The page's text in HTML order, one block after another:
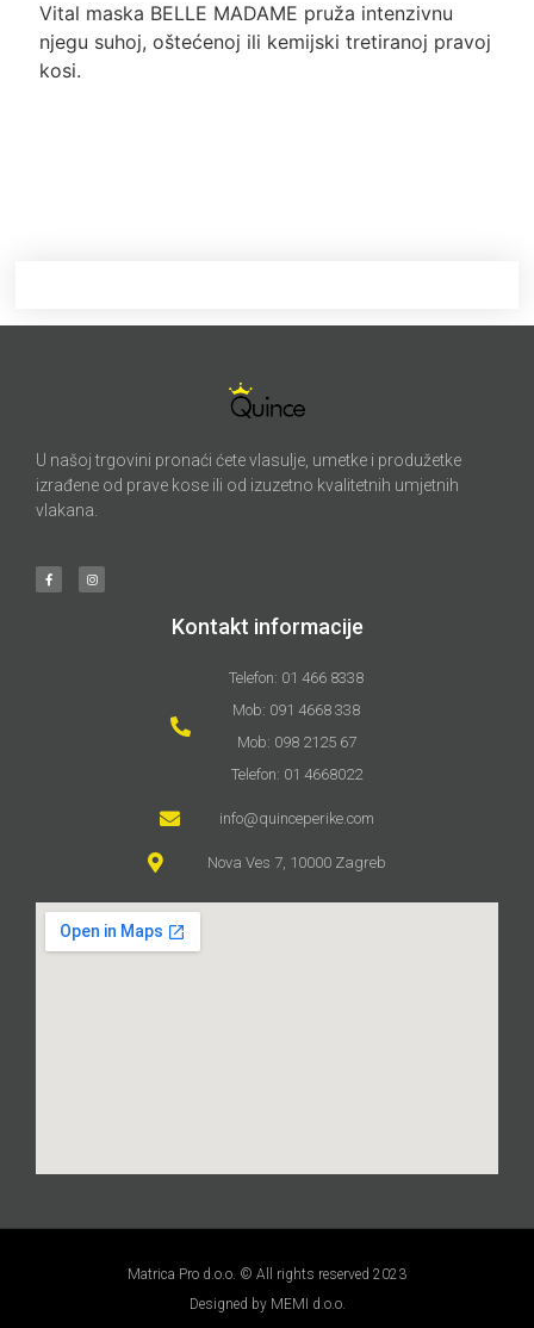
Vital maska BELLE MADAME pruža intenzivnu
njegu suhoj, oštećenoj ili kemijski tretiranoj pravoj
kosi.
U našoj trgovini pronaći ćete vlasulje, umetke i produžetke
izrađene od prave kose ili od izuzetno kvalitetnih umjetnih
vlakana.
Kontakt informacije
Telefon: 01 466 8338
Mob: 091 4668 338
Mob: 098 2125 67
Telefon: 01 4668022
info@quinceperike.com
Nova Ves 7, 10000 Zagreb
Matrica Pro d.o.o. © All rights reserved 2023
Designed by MEMI d.o.o.